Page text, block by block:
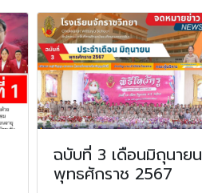
ฉบับที่ 3 เดือนมิถุนายน
พุทธศักราช 2567